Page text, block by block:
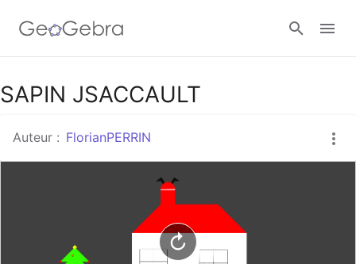
Google Classroom
Classe GeoGebra
Se connecter
SAPIN JSACCAULT
Auteur : FlorianPERRIN